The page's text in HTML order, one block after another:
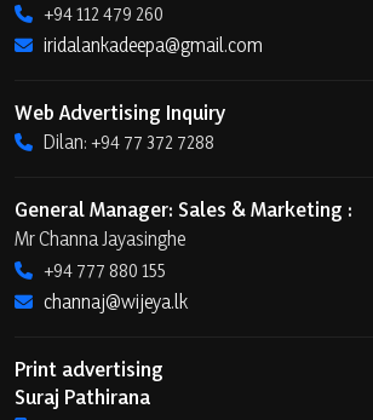
+94 112 479 260
iridalankadeepa@gmail.com
Web Advertising Inquiry
Dilan: +94 77 372 7288
General Manager: Sales & Marketing :
Mr Channa Jayasinghe
+94 777 880 155
channaj@wijeya.lk
Print advertising
Suraj Pathirana